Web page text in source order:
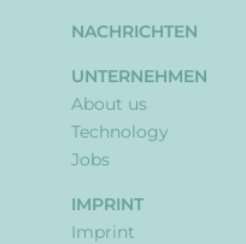
NACHRICHTEN
UNTERNEHMEN
About us
Technology
Jobs
IMPRINT
Imprint